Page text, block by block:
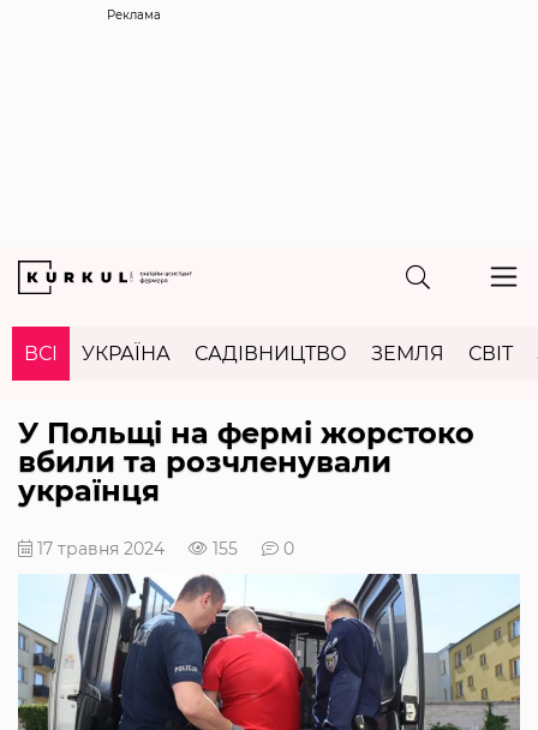
Реклама
ВСІ УКРАЇНА САДІВНИЦТВО ЗЕМЛЯ СВІТ
У Польщі на фермі жорстоко
вбили та розчленували
українця
17 травня 2024 155 0